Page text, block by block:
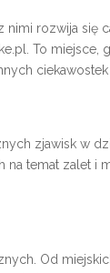
rozwija się
To
zjawisk w
temat zalet i
Od